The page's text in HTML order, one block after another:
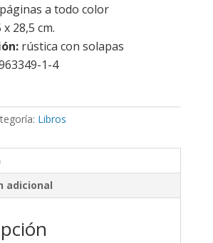
a todo color
28,5 cm.
rústica con solapas
1-4
Libros
adicional